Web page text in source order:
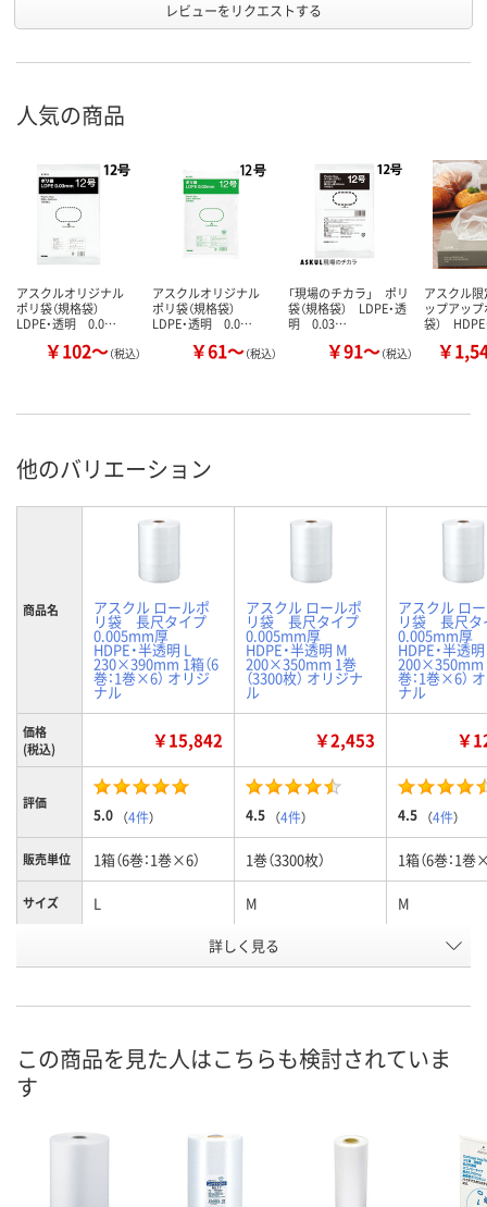
レビューをリクエストする
人気の商品
アスクルオリジナル
ポリ袋（規格袋）
LDPE・透明 0.0…
￥102～（税込）
アスクルオリジナル
ポリ袋（規格袋）
LDPE・透明 0.0…
￥61～（税込）
「現場のチカラ」 ポリ
袋（規格袋） LDPE・透
明 0.03…
￥91～（税込）
アスクル
ップアップ
袋）
￥
他のバリエーション
商品名 アスクル ロールポ
リ袋 長尺タイプ
0.005mm厚
HDPE・半透明 L
230×390mm 1箱（6
巻：1巻×6） オリジ
ナル
アスクル ロールポ
リ袋 長尺タイプ
0.005mm厚
HDPE・半透明 M
200×350mm 1巻
（3300枚） オリジナ
ル
アスクル ロ
リ袋 長尺タ
0.005mm厚
HDPE・半透
200×350mm
巻：1巻×6）
ナル
価格
(税込)
￥15,842 ￥2,453 ￥
評価
5.0 （4件） 4.5 （4件） 4.5 （4件）
販売単位 1箱（6巻：1巻×6） 1巻（3300枚） 1箱（6巻：1巻
サイズ L M M
E936645 E962782
現在ご注文いただけ
現在ご注文いただけ
現在ご注文い
詳しく見る
この商品を見た人はこちらも検討されていま
す